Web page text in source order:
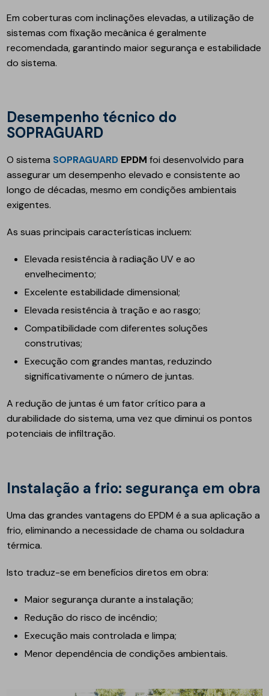
Em coberturas com inclinações elevadas, a utilização de
sistemas com fixação mecânica é geralmente
recomendada, garantindo maior segurança e estabilidade
do sistema.
Desempenho técnico do
SOPRAGUARD
O sistema SOPRAGUARD EPDM foi desenvolvido para
assegurar um desempenho elevado e consistente ao
longo de décadas, mesmo em condições ambientais
exigentes.
As suas principais características incluem:
Elevada resistência à radiação UV e ao
envelhecimento;
Excelente estabilidade dimensional;
Elevada resistência à tração e ao rasgo;
Compatibilidade com diferentes soluções
construtivas;
Execução com grandes mantas, reduzindo
significativamente o número de juntas.
A redução de juntas é um fator crítico para a
durabilidade do sistema, uma vez que diminui os pontos
potenciais de infiltração.
Instalação a frio: segurança em obra
Uma das grandes vantagens do EPDM é a sua aplicação a
frio, eliminando a necessidade de chama ou soldadura
térmica.
Isto traduz-se em benefícios diretos em obra:
Maior segurança durante a instalação;
Redução do risco de incêndio;
Execução mais controlada e limpa;
Menor dependência de condições ambientais.